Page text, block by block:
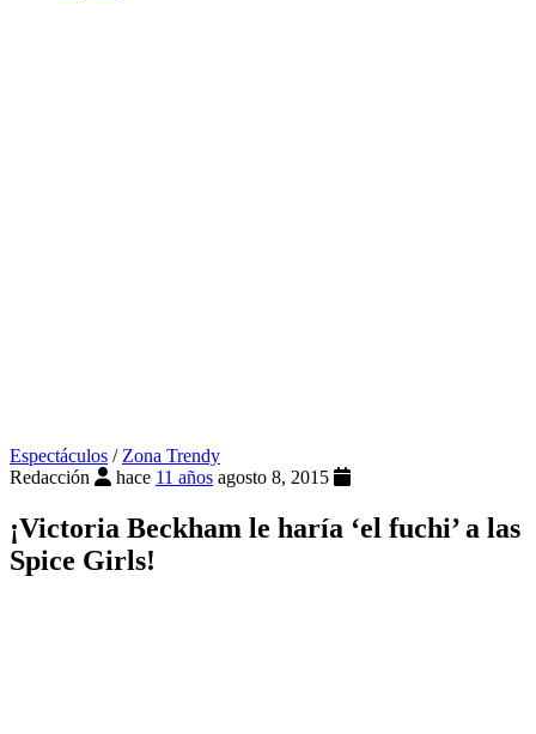
Espectáculos /Zona Trendy
Redacción
hace 11 años agosto 8, 2015
¡Victoria Beckham le haría ‘el fuchi’ a las
Spice Girls!